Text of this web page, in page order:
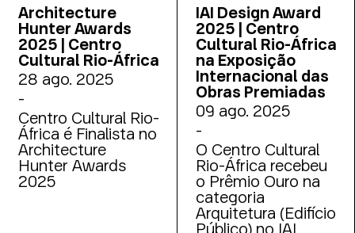
Architecture
Hunter Awards
2025 | Centro
Cultural Rio-África
28 ago. 2025
-
Centro Cultural Rio-
África é Finalista no
Architecture
Hunter Awards
2025
IAI Design Award
2025 | Centro
Cultural Rio-África
na Exposição
Internacional das
Obras Premiadas
09 ago. 2025
-
O Centro Cultural
Rio-África recebeu
o Prêmio Ouro na
categoria
Arquitetura (Edifício
Público) no IAI